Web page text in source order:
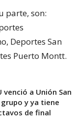
parte, son:
Deportes San
Puerto Montt.
venció a Unión San
y ya tiene
de final